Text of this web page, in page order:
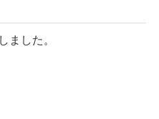
ました。